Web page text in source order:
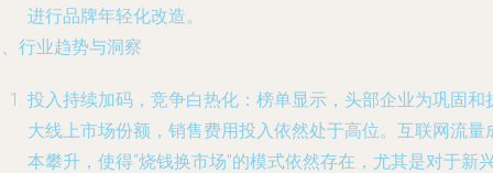
进行品牌年轻化改造。
行业趋势与洞察
投入持续加码，竞争白热化 ：榜单显示，头部企业为巩固和
大线上市场份额，销售费用投入依然处于高位。互联网流量
本攀升，使得“烧钱换市场”的模式依然存在，尤其是对于新